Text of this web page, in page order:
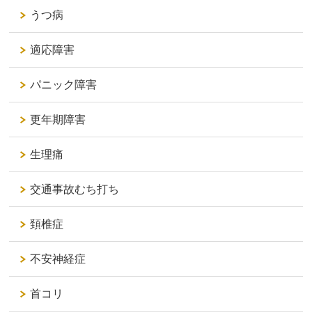
うつ病
適応障害
パニック障害
更年期障害
生理痛
交通事故むち打ち
頚椎症
不安神経症
首コリ